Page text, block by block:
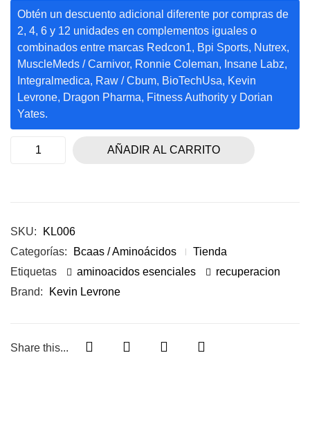
Obtén un descuento adicional diferente por compras de
2, 4, 6 y 12 unidades en complementos iguales o
combinados entre marcas Redcon1, Bpi Sports, Nutrex,
MuscleMeds / Carnivor, Ronnie Coleman, Insane Labz,
Integralmedica, Raw / Cbum, BioTechUsa, Kevin
Levrone, Dragon Pharma, Fitness Authority y Dorian
Yates.
AÑADIR AL CARRITO
SKU:
KL006
Categorías:
Bcaas / Aminoácidos
Tienda
Etiquetas
aminoacidos esenciales
recuperacion
Brand:
Kevin Levrone
Share this...